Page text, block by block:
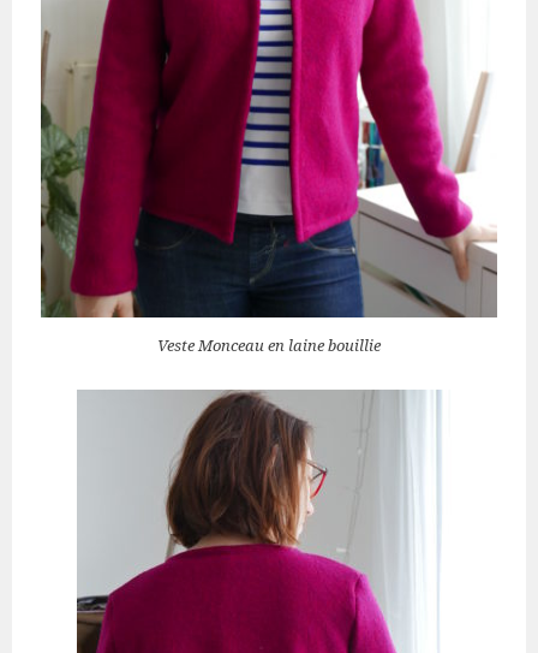
Veste Monceau en laine bouillie